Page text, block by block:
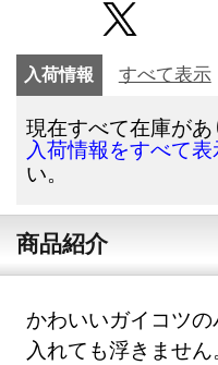
入荷情報 すべて表示
現在すべて在庫があ
入荷情報をすべて表
い。
商品紹介
かわいいガイコツ
入れても浮きません